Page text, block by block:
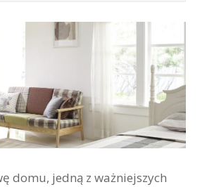
domu, jedną z ważniejszych